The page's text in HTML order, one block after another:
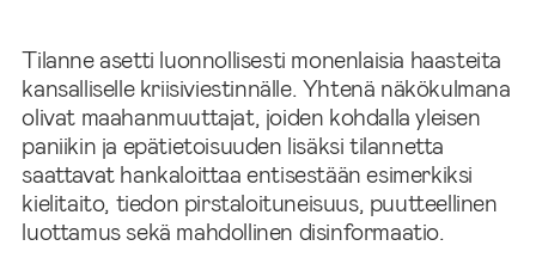
Tilanne asetti luonnollisesti monenlaisia haasteita
kansalliselle kriisiviestinnälle. Yhtenä näkökulmana
olivat maahanmuuttajat, joiden kohdalla yleisen
paniikin ja epätietoisuuden lisäksi tilannetta
saattavat hankaloittaa entisestään esimerkiksi
kielitaito, tiedon pirstaloituneisuus, puutteellinen
luottamus sekä mahdollinen disinformaatio.